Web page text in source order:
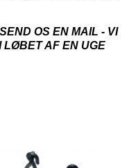
OS EN MAIL - VI
LØBET AF EN UGE